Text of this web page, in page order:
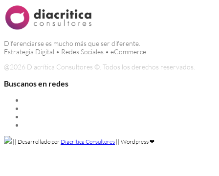
Diferenciarse es mucho más que ser diferente.
Estrategia Digital • Redes Sociales • eCommerce
@2026 Diacrítica Consultores ©. Todos los derechos reservados.
Buscanos en redes
|| Desarrollado por Diacrítica Consultores || Wordpress ❤